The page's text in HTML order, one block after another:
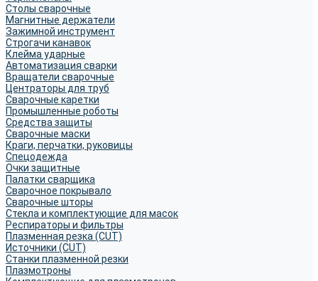
Столы сварочные
Магнитные держатели
Зажимной инструмент
Строгачи канавок
Клейма ударные
Автоматизация сварки
Вращатели сварочные
Центраторы для труб
Сварочные каретки
Промышленные роботы
Средства защиты
Сварочные маски
Краги, перчатки, руковицы
Спецодежда
Очки защитные
Палатки сварщика
Сварочное покрывало
Сварочные шторы
Стекла и комплектующие для масок
Респираторы и фильтры
Плазменная резка (CUT)
Источники (CUT)
Станки плазменной резки
Плазмотроны